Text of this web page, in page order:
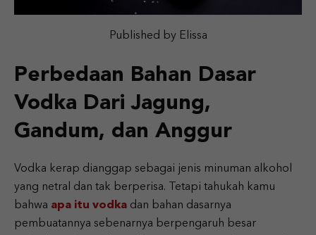
Published by Elissa
Perbedaan Bahan Dasar
Vodka Dari Jagung,
Gandum, dan Anggur
Vodka kerap dianggap sebagai jenis minuman alkohol
yang netral dan tak berperisa. Tetapi tahukah kamu
bahwa apa itu vodka dan bahan dasarnya
pembuatannya sebenarnya berpengaruh besar